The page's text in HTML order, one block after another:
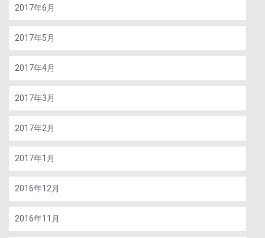
2017年6月
2017年5月
2017年4月
2017年3月
2017年2月
2017年1月
2016年12月
2016年11月